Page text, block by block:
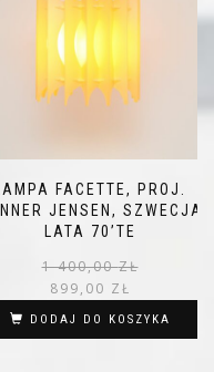
FACETTE, PROJ.
JENSEN, SZWECJA
LATA 70’TE
1 400,00ZŁ
899,00 ZŁ
DODAJ DO KOSZYKA